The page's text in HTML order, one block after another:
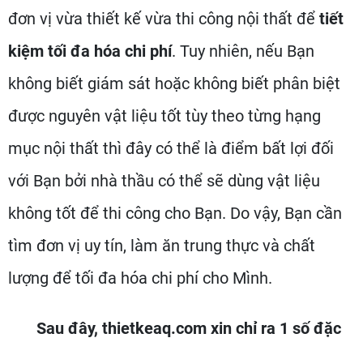
đơn vị vừa thiết kế vừa thi công nội thất để tiết
kiệm tối đa hóa chi phí. Tuy nhiên, nếu Bạn
không biết giám sát hoặc không biết phân biệt
được nguyên vật liệu tốt tùy theo từng hạng
mục nội thất thì đây có thể là điểm bất lợi đối
với Bạn bởi nhà thầu có thể sẽ dùng vật liệu
không tốt để thi công cho Bạn. Do vậy, Bạn cần
tìm đơn vị uy tín, làm ăn trung thực và chất
lượng để tối đa hóa chi phí cho Mình.
Sau đây, thietkeaq.com xin chỉ ra 1 số đặc